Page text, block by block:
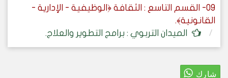
09- القسم التاسع : الثقافة ﴿الوظيفية - الإدارية -
القانونية﴾.
الميدان التربوي : برامج التطوير والعلاج.